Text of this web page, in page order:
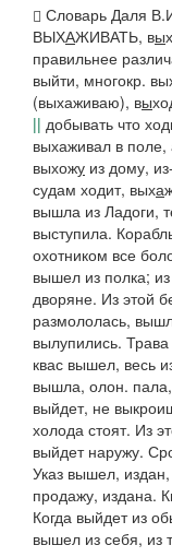
Словарь Даля
ВЫХАЖИВАТЬ, вы
правильнее
выйти, многокр.
(выхаживаю), вы
|| добывать что
выхаживал в
выхожу из дому,
судам ходит, выха
вышла из Ладоги,
выступила.
охотником все
вышел из полка;
дворяне. Из этой
размололась,
вылупились.
квас вышел, весь
вышла, олон.
выйдет, не
холода стоят. Из
выйдет наружу.
Указ вышел,
продажу, издана.
Когда выйдет из
вышел из себя, из